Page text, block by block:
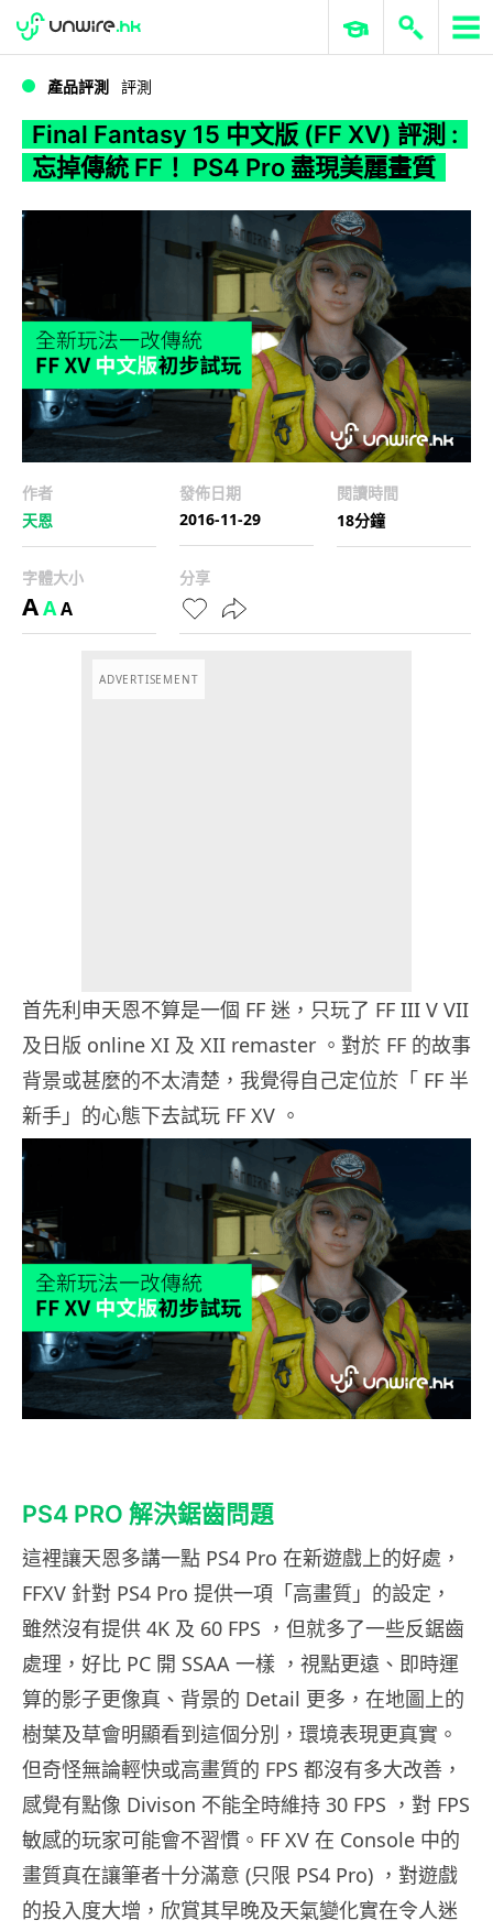
WWDC 2026 ERP 與商業 AI
產品評測 評測
Final Fantasy 15 中文版 (FF XV) 評測 :
忘掉傳統 FF！ PS4 Pro 盡現美麗畫質
作者
天恩
發佈日期
2016-11-29
閱讀時間
18分鐘
字體大小
AAA
分享
ADVERTISEMENT
首先利申天恩不算是一個 FF 迷，只玩了 FF III V VII
及日版 online XI 及 XII remaster 。對於 FF 的故事
背景或甚麼的不太清楚，我覺得自己定位於「 FF 半
新手」的心態下去試玩 FF XV 。
PS4 PRO 解決鋸齒問題
這裡讓天恩多講一點 PS4 Pro 在新遊戲上的好處，
FFXV 針對 PS4 Pro 提供一項「高畫質」的設定，
雖然沒有提供 4K 及 60 FPS ，但就多了一些反鋸齒
處理，好比 PC 開 SSAA 一樣 ，視點更遠、即時運
算的影子更像真、背景的 Detail 更多，在地圖上的
樹葉及草會明顯看到這個分別，環境表現更真實。
但奇怪無論輕快或高畫質的 FPS 都沒有多大改善，
感覺有點像 Divison 不能全時維持 30 FPS ，對 FPS
敏感的玩家可能會不習慣。FF XV 在 Console 中的
畫質真在讓筆者十分滿意 (只限 PS4 Pro) ，對遊戲
的投入度大增，欣賞其早晚及天氣變化實在令人迷